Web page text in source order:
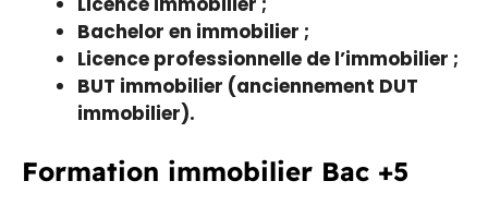
Bachelor en immobilier ;
Licence professionnelle de l’immobilier ;
BUT immobilier (anciennement DUT
immobilier).
Formation immobilier Bac +5